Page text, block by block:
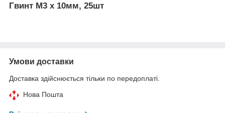
Гвинт М3 х 10мм, 25шт
Умови доставки
Доставка здійснюється тільки по передоплаті.
Нова Пошта